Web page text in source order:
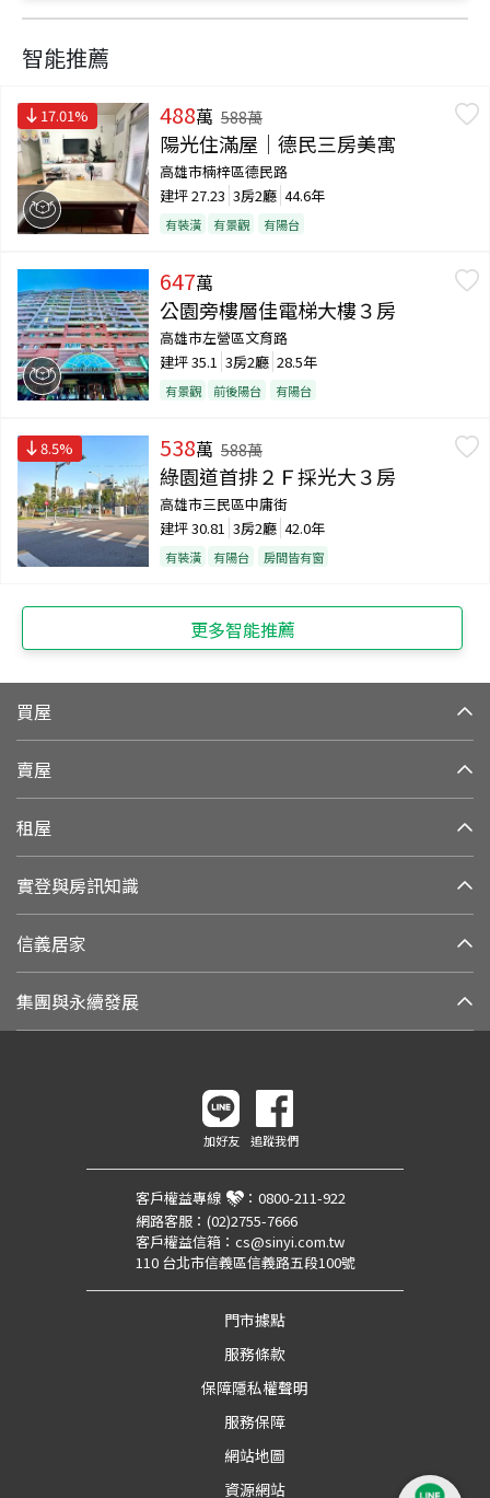
智能推薦
17.01% 488萬 588萬
陽光住滿屋｜德民三房美寓
高雄市楠梓區德民路
建坪27.23 3房2廳 44.6年
有裝潢 有景觀 有陽台
647萬
公園旁樓層佳電梯大樓３房
高雄市左營區文育路
建坪35.1 3房2廳 28.5年
有景觀 前後陽台 有陽台
8.5% 538萬 588萬
綠園道首排２Ｆ採光大３房
高雄市三民區中庸街
建坪30.81 3房2廳 42.0年
有裝潢 有陽台 房間皆有窗
更多智能推薦
買屋
賣屋
租屋
實登與房訊知識
信義居家
集團與永續發展
加好友 追蹤我們
客戶權益專線 ： 0800-211-922
網路客服： (02)2755-7666
客戶權益信箱： cs@sinyi.com.tw
110 台北市信義區信義路五段100號
門市據點
服務條款
保障隱私權聲明
服務保障
網站地圖
資源網站